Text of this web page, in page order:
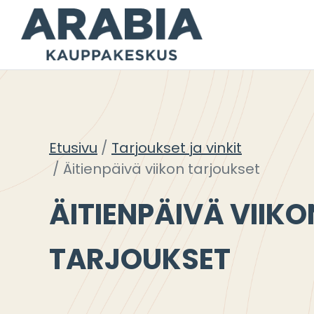
Siirry
sisältöön
Etusivu
Tarjoukset ja vinkit
Äitienpäivä viikon tarjoukset
ÄITIENPÄIVÄ
TARJOUKSET